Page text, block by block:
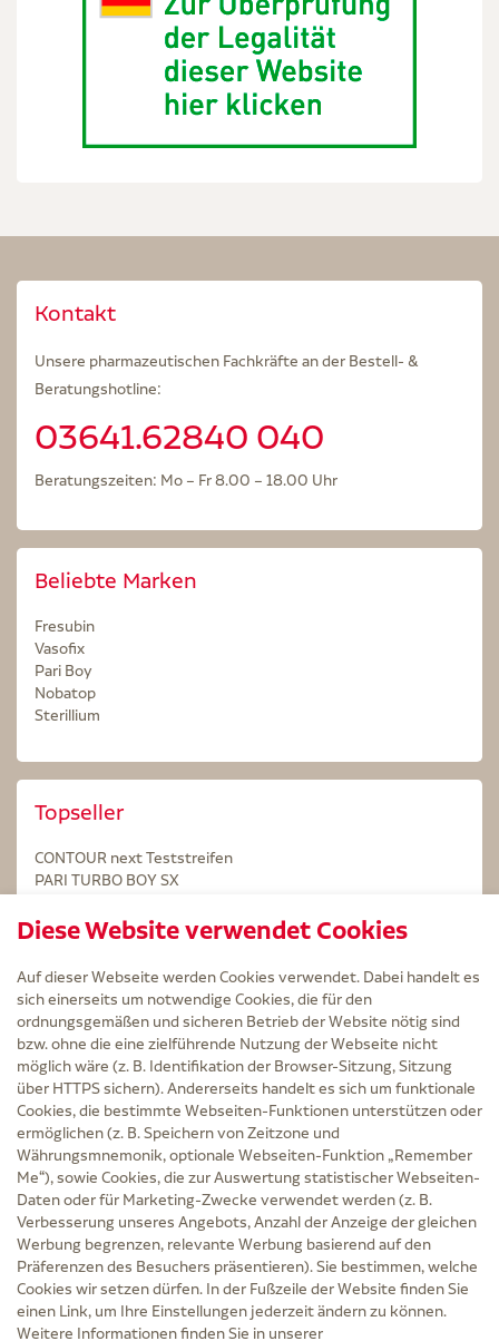
Kontakt
Unsere pharmazeutischen Fachkräfte an der Bestell- &
Beratungshotline:
03641.62840 040
Beratungszeiten: Mo – Fr 8.00 – 18.00 Uhr
Beliebte Marken
Fresubin
Vasofix
Pari Boy
Nobatop
Sterillium
Topseller
CONTOUR next Teststreifen
PARI TURBO BOY SX
Kintex Kinesiologie Tape blau
Service
Versand und Lieferzeit
Kontakt
FAQ
AGB
Cookie-Einstellungen
Datenschutz
Erklärung zur Barrierefreiheit
Widerruf
Impressum
Zu Risiken und Nebenwirkungen lesen Sie die Packungsbeilage und fragen Sie
Ihre Ärztin, Ihren Arzt oder in der Apotheke.
Diese Website verwendet Cookies
Auf dieser Webseite werden Cookies verwendet. Dabei handelt es
sich einerseits um notwendige Cookies, die für den
ordnungsgemäßen und sicheren Betrieb der Website nötig sind
bzw. ohne die eine zielführende Nutzung der Webseite nicht
möglich wäre (z. B. Identifikation der Browser-Sitzung, Sitzung
über HTTPS sichern). Andererseits handelt es sich um funktionale
Cookies, die bestimmte Webseiten-Funktionen unterstützen oder
ermöglichen (z. B. Speichern von Zeitzone und
Währungsmnemonik, optionale Webseiten-Funktion „Remember
Me“), sowie Cookies, die zur Auswertung statistischer Webseiten-
Daten oder für Marketing-Zwecke verwendet werden (z. B.
Verbesserung unseres Angebots, Anzahl der Anzeige der gleichen
Werbung begrenzen, relevante Werbung basierend auf den
Präferenzen des Besuchers präsentieren). Sie bestimmen, welche
Cookies wir setzen dürfen. In der Fußzeile der Website finden Sie
einen Link, um Ihre Einstellungen jederzeit ändern zu können.
Weitere Informationen finden Sie in unserer